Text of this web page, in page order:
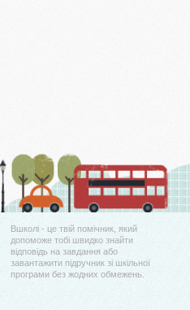
Вшколі - це твій помічник, який
допоможе тобі швидко знайти
відповідь на завдання або
завантажити підручник зі шкільної
програми без жодних обмежень.